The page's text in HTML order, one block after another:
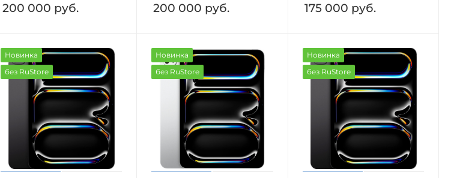
200 000 руб. 200 000 руб. 175 000 руб.
Новинка
без RuStore
Новинка
без RuStore
Новинка
без RuStore